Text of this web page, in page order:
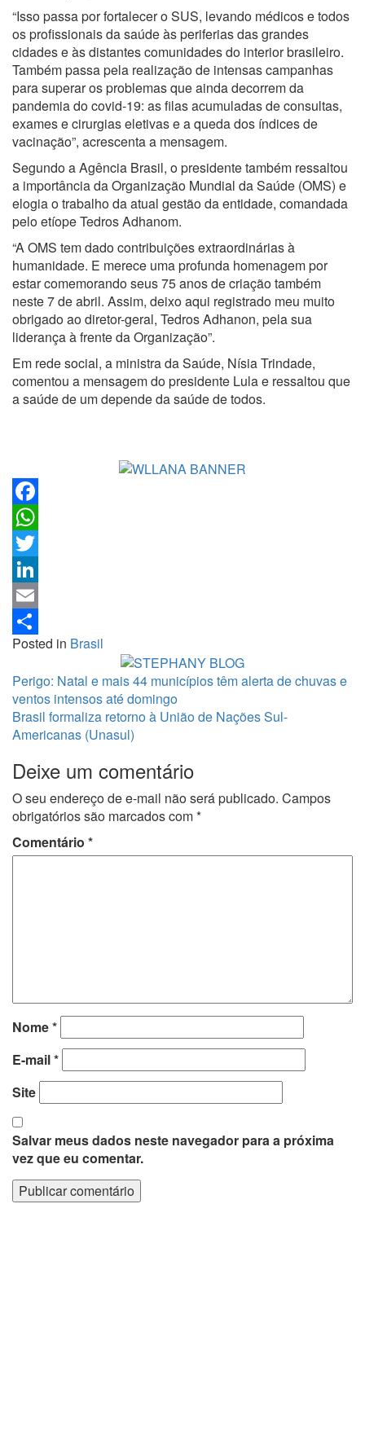
“Isso passa por fortalecer o SUS, levando médicos e todos
os profissionais da saúde às periferias das grandes
cidades e às distantes comunidades do interior brasileiro.
Também passa pela realização de intensas campanhas
para superar os problemas que ainda decorrem da
pandemia do covid-19: as filas acumuladas de consultas,
exames e cirurgias eletivas e a queda dos índices de
vacinação”, acrescenta a mensagem.
Segundo a Agência Brasil, o presidente também ressaltou
a importância da Organização Mundial da Saúde (OMS) e
elogia o trabalho da atual gestão da entidade, comandada
pelo etíope Tedros Adhanom.
“A OMS tem dado contribuições extraordinárias à
humanidade. E merece uma profunda homenagem por
estar comemorando seus 75 anos de criação também
neste 7 de abril. Assim, deixo aqui registrado meu muito
obrigado ao diretor-geral, Tedros Adhanon, pela sua
liderança à frente da Organização”.
Em rede social, a ministra da Saúde, Nísia Trindade,
comentou a mensagem do presidente Lula e ressaltou que
a saúde de um depende da saúde de todos.
Facebook
WhatsApp
Twitter
LinkedIn
Email
Share
Posted in Brasil
Perigo: Natal e mais 44 municípios têm alerta de chuvas e
ventos intensos até domingo
Brasil formaliza retorno à União de Nações Sul-
Americanas (Unasul)
Deixe um comentário
O seu endereço de e-mail não será publicado. Campos
obrigatórios são marcados com*
Comentário *
Nome*
E-mail*
Site
Salvar meus dados neste navegador para a próxima
vez que eu comentar.